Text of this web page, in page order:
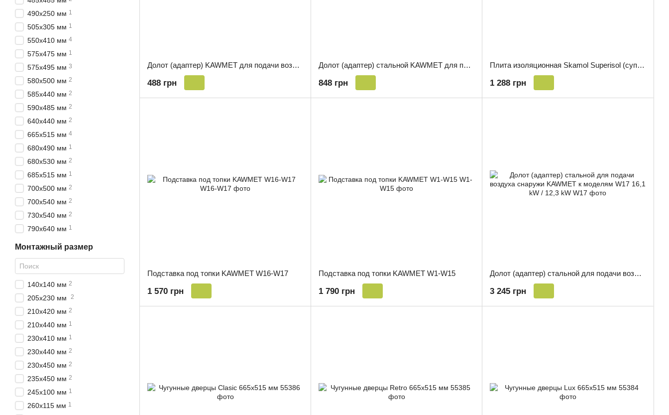
Долот (адаптер) KAWMET для подачи воздуха снаружи (W16)
488 грн
Долот (адаптер) стальной KAWMET для подачи воздуха снаружи W13A
848 грн
Плита изоляционная Skamol Superisol (супер-изол) 1000X610X30 мм
1 288 грн
Подставка под топки KAWMET W16-W17
1 570 грн
Подставка под топки KAWMET W1-W15
1 790 грн
Долот (адаптер) стальной для подачи воздуха снаружи KAWMET к моделям W17 16,1 kW / 12,3 kW
3 245 грн
490х250 мм 1
505х305 мм 1
550х410 мм 4
575х475 мм 1
575х495 мм 3
580х500 мм 2
585х440 мм 2
590х485 мм 2
640х440 мм 2
665х515 мм 4
680х490 мм 1
680х530 мм 2
685х515 мм 1
700х500 мм 2
700х540 мм 2
730х540 мм 2
790х640 мм 1
Монтажный размер
140х140 мм 2
205х230 мм 2
210х420 мм 2
210х440 мм 1
230х410 мм 1
230х440 мм 2
230х450 мм 2
235х450 мм 2
245х100 мм 1
260х115 мм 1